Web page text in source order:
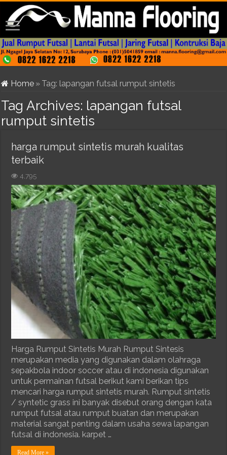
Home » Tag: lapangan futsal rumput sintetis
Tag Archives: lapangan futsal
rumput sintetis
harga rumput sintetis murah kualitas
terbaik
4,795
Harga Rumput Sintetis Murah Rumput Sintesis
merupakan media yang digunakan dalam olahraga
sepakbola indoor soccer atau di indonesia digunakan
untuk permainan futsal berikut kami berikan tips
mencari harga rumput sintetis murah. Rumput sintetis
/ syntetic grass ini banyak disebut orang dengan kata
rumput futsal atau rumput buatan dan merupakan
material sangat penting dalam usaha sewa lapangan
futsal di indonesia. karpet …
Read More »